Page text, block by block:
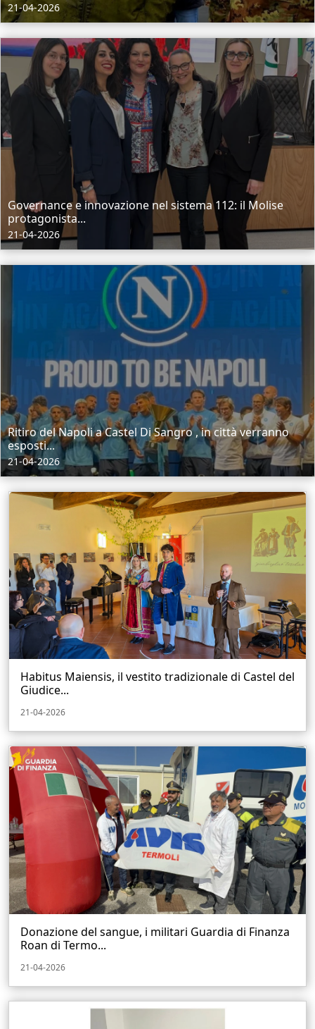
21-04-2026
Governance e innovazione nel sistema 112: il Molise
protagonista...
21-04-2026
Ritiro del Napoli a Castel Di Sangro , in città verranno
esposti...
21-04-2026
Habitus Maiensis, il vestito tradizionale di Castel del
Giudice...
21-04-2026
Donazione del sangue, i militari Guardia di Finanza
Roan di Termo...
21-04-2026